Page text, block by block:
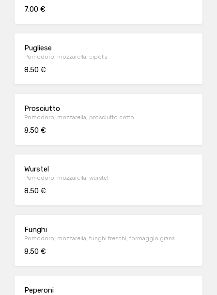
7.00 €
Pugliese
Pomodoro, mozzarella, cipolla
8.50 €
Prosciutto
Pomodoro, mozzarella, prosciutto cotto
8.50 €
Wurstel
Pomodoro, mozzarella, wurstel
8.50 €
Funghi
Pomodoro, mozzarella, funghi freschi, formaggio grana
8.50 €
Peperoni